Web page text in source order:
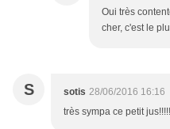
Oui très
cher, c'est le
S sotis 28/06/2016 16:16
très sympa ce petit